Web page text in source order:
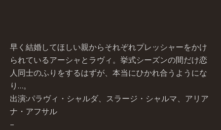
早く結婚してほしい親からそれぞれプレッシャーをかけ
られているアーシャとラヴィ。挙式シーズンの間だけ恋
人同士のふりをするはずが、本当にひかれ合うようにな
り…。
出演:パラヴィ・シャルダ、スラージ・シャルマ、アリア
ナ・アフサル
–